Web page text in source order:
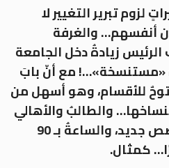
لزوم تبرير التغيير لا
أنفسهم… والغرفة
زيادةُ دخل الجامعة
مع أنّ بابَ
للأقسام، وهو أسهل من
والطالبُ والأهالي
يدفعون الثمن… فالتخصص جديد، والساعةُ بـ 90